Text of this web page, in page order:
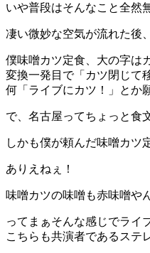
いや普段はそんなこと全然
凄い微妙な空気が流れた後
僕味噌カツ定食、大の字は
変換一発目で「カツ閉じて
何「ライブにカツ！」とか
で、名古屋ってちょっと食
しかも僕が頼んだ味噌カツ
ありえねぇ！
味噌カツの味噌も赤味噌や
ってまぁそんな感じでライ
こちらも共演者であるステ